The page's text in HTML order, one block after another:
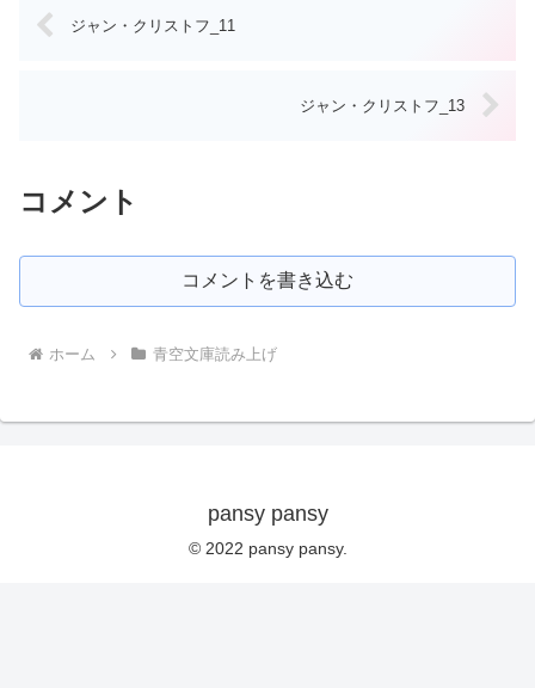
ジャン・クリストフ_11
ジャン・クリストフ_13
コメント
コメントを書き込む
ホーム 青空文庫読み上げ
pansy pansy
© 2022 pansy pansy.